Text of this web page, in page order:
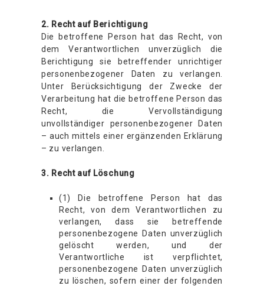
2. Recht auf Berichtigung
Die betroffene Person hat das Recht, von
dem Verantwortlichen unverzüglich die
Berichtigung sie betreffender unrichtiger
personenbezogener Daten zu verlangen.
Unter Berücksichtigung der Zwecke der
Verarbeitung hat die betroffene Person das
Recht, die Vervollständigung
unvollständiger personenbezogener Daten
– auch mittels einer ergänzenden Erklärung
– zu verlangen.
3. Recht auf Löschung
(1) Die betroffene Person hat das
Recht, von dem Verantwortlichen zu
verlangen, dass sie betreffende
personenbezogene Daten unverzüglich
gelöscht werden, und der
Verantwortliche ist verpflichtet,
personenbezogene Daten unverzüglich
zu löschen, sofern einer der folgenden